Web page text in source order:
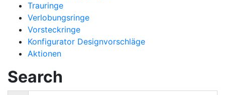
Trauringe
Verlobungsringe
Vorsteckringe
Konfigurator Designvorschläge
Aktionen
Search